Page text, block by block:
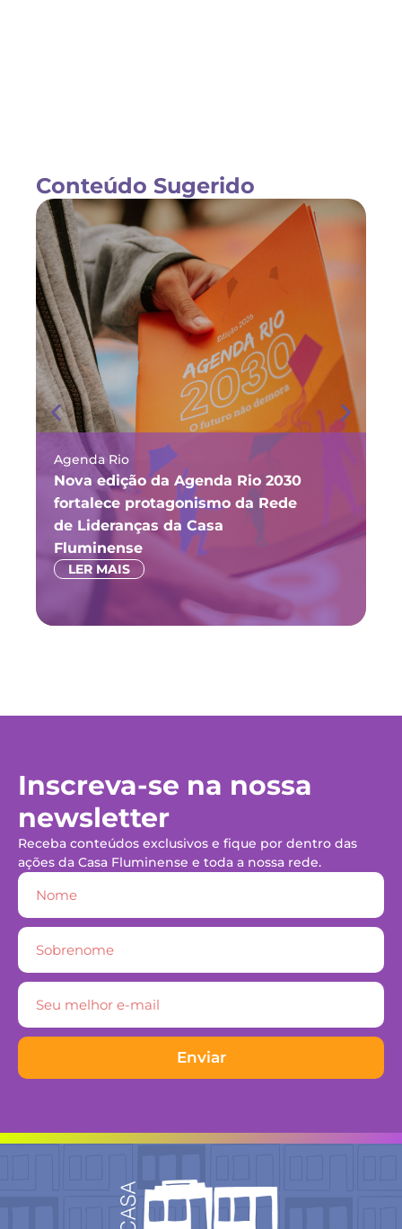
Conteúdo Sugerido
Agenda Rio
Nova edição da Agenda Rio 2030
fortalece protagonismo da Rede
de Lideranças da Casa
Fluminense
LER MAIS
Inscreva-se na nossa
newsletter
Receba conteúdos exclusivos e fique por dentro das
ações da Casa Fluminense e toda a nossa rede.
Enviar